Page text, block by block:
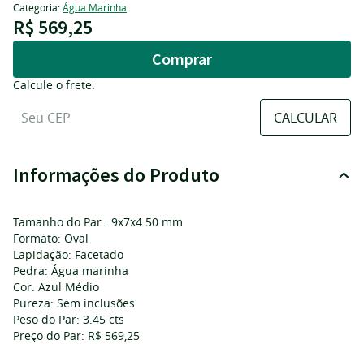
Categoria:Água Marinha
R$ 569,25
Comprar
Calcule o frete:
Informações do Produto
Tamanho do Par : 9x7x4.50 mm
Formato: Oval
Lapidação: Facetado
Pedra: Água marinha
Cor: Azul Médio
Pureza: Sem inclusões
Peso do Par: 3.45 cts
Preço do Par: R$ 569,25